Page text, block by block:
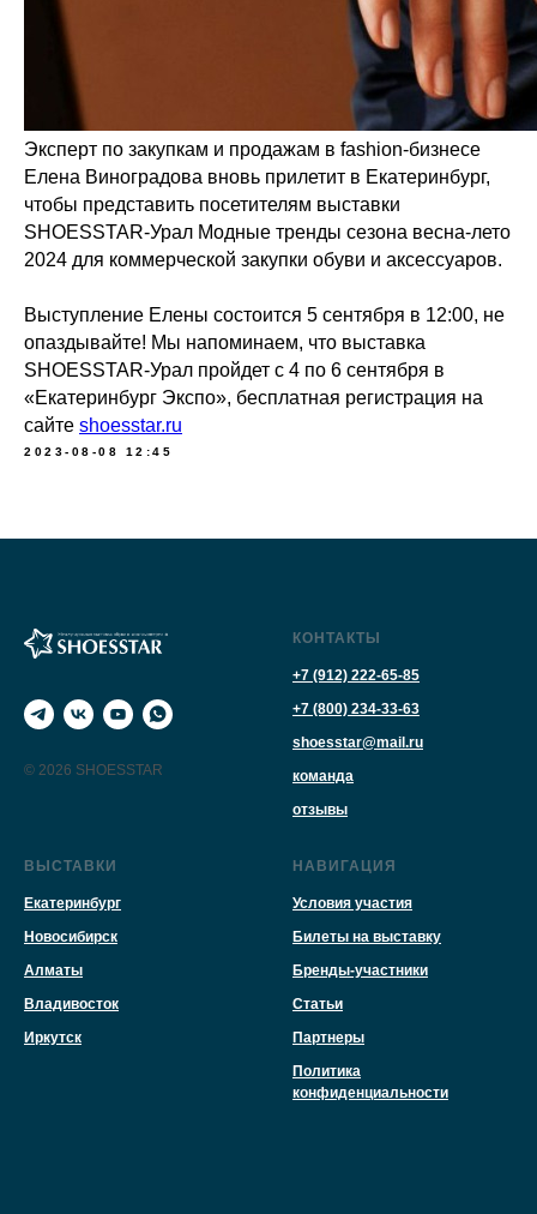
Эксперт по закупкам и продажам в fashion-бизнесе
Елена Виноградова вновь прилетит в Екатеринбург,
чтобы представить посетителям выставки
SHOESSTAR-Урал Модные тренды сезона весна-лето
2024 для коммерческой закупки обуви и аксессуаров.
Выступление Елены состоится 5 сентября в 12:00, не
опаздывайте! Мы напоминаем, что выставка
SHOESSTAR-Урал пройдет с 4 по 6 сентября в
«Екатеринбург Экспо», бесплатная регистрация на
сайте shoesstar.ru
2023-08-08 12:45
© 2026 SHOESSTAR
КОНТАКТЫ
+7 (912) 222-65-85
+7 (800) 234-33-63
shoesstar@mail.ru
команда
отзывы
ВЫСТАВКИ
Екатеринбург
Новосибирск
Алматы
Владивосток
Иркутск
НАВИГАЦИЯ
Условия участия
Билеты на выставку
Бренды-участники
Статьи
Партнеры
Политика
конфиденциальности